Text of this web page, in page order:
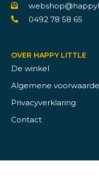
0492 78 58 65
OVER HAPPY LITTLE
De winkel
Algemene
Privacyverklaring
Contact